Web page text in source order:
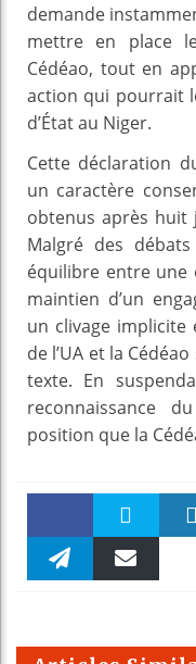
demande
mettre en place
Cédéao, tout en
action qui pourrait
d’État au Niger.
Cette déclaration
un caractère
obtenus après huit
Malgré des
équilibre entre
maintien d’un
un clivage implicite
de l’UA et la
texte. En
reconnaissance
position que la
Faceboo Twitter
m